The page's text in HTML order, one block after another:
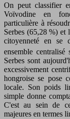
On peut classifier
Voïvodine en
particulière à
Serbes (65,28 %)
citoyenneté en se
ensemble
Serbes sont
excessivement
hongroise se pose
locale. Son poids
simple donne
C'est au sein de
majeures en termes